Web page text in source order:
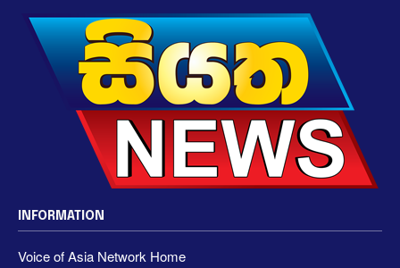
INFORMATION
Voice of Asia Network Home